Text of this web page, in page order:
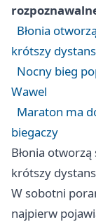
Błonia
krótszy dystans
Nocny bieg
Wawel
Maraton ma
biegaczy
Błonia
krótszy dystans
W sobotni
najpierw